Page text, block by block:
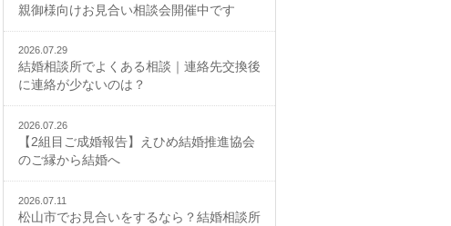
親御様向けお見合い相談会開催中です
2026.07.29
結婚相談所でよくある相談｜連絡先交換後
に連絡が少ないのは？
2026.07.26
【2組目ご成婚報告】えひめ結婚推進協会
のご縁から結婚へ
2026.07.11
松山市でお見合いをするなら？結婚相談所